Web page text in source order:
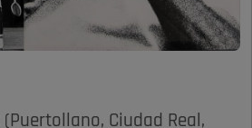
(Puertollano, Ciudad Real,